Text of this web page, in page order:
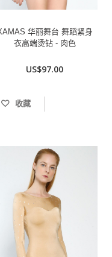
华丽舞台 舞蹈紧身
衣高端烫钻 - 肉色
US$97.00
收藏